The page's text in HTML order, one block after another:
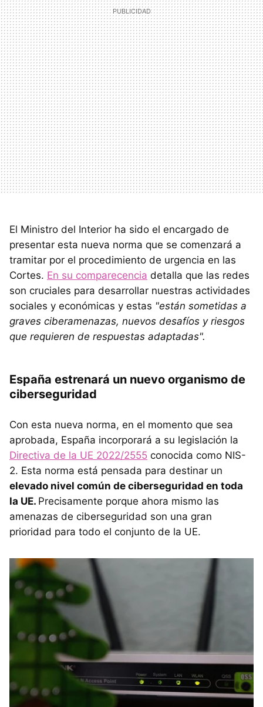
El Ministro del Interior ha sido el encargado de
presentar esta nueva norma que se comenzará a
tramitar por el procedimiento de urgencia en las
Cortes. En su comparecencia detalla que las redes
son cruciales para desarrollar nuestras actividades
sociales y económicas y estas "están sometidas a
graves ciberamenazas, nuevos desafíos y riesgos
que requieren de respuestas adaptadas".
España estrenará un nuevo organismo de
ciberseguridad
Con esta nueva norma, en el momento que sea
aprobada, España incorporará a su legislación la
Directiva de la UE 2022/2555 conocida como NIS-
2. Esta norma está pensada para destinar un
elevado nivel común de ciberseguridad en toda
la UE. Precisamente porque ahora mismo las
amenazas de ciberseguridad son una gran
prioridad para todo el conjunto de la UE.